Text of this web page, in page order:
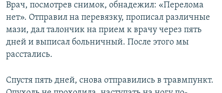
Врач, посмотрев снимок, обнадежил: «Перелома
нет». Отправил на перевязку, прописал различные
мази, дал талончик на прием к врачу через пять
дней и выписал больничный. После этого мы
расстались.
Спустя пять дней, снова отправились в травмпункт.